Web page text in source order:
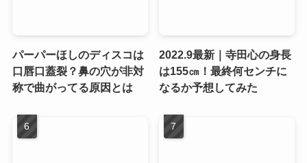
パーパーほしのディスコは
口唇口蓋裂？鼻の穴が非対
称で曲がってる原因とは
2022.9最新｜寺田心の身長
は155㎝！最終何センチに
なるか予想してみた